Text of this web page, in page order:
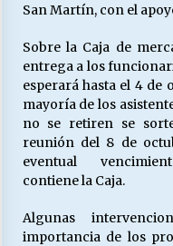
San Martín, con el
Sobre la Caja de
entrega a los
esperará hasta el 4
mayoría de los
no se retiren se
reunión del 8 de
eventual
contiene la Caja.
Algunas
importancia de los